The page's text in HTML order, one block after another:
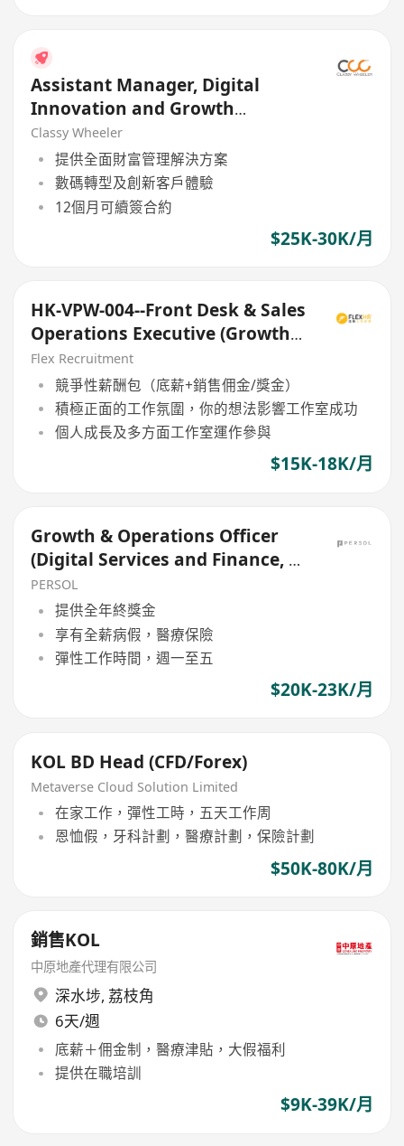
Assistant Manager, Digital
Innovation and Growth
(Program Coordination)
Classy Wheeler
提供全面財富管理解決方案
數碼轉型及創新客戶體驗
12個月可續簽合約
$25K-30K/月
HK-VPW-004--Front Desk & Sales
Operations Executive (Growth
Focus)
Flex Recruitment
競爭性薪酬包（底薪+銷售佣金/獎金）
積極正面的工作氛圍，你的想法影響工作室成功
個人成長及多方面工作室運作參與
$15K-18K/月
Growth & Operations Officer
(Digital Services and Finance, E-
payment, Contract)
PERSOL
提供全年終獎金
享有全薪病假，醫療保險
彈性工作時間，週一至五
$20K-23K/月
KOL BD Head (CFD/Forex)
Metaverse Cloud Solution Limited
在家工作，彈性工時，五天工作周
恩恤假，牙科計劃，醫療計劃，保險計劃
$50K-80K/月
銷售KOL
中原地產代理有限公司
深水埗, 荔枝角
6天/週
底薪＋佣金制，醫療津貼，大假福利
提供在職培訓
$9K-39K/月